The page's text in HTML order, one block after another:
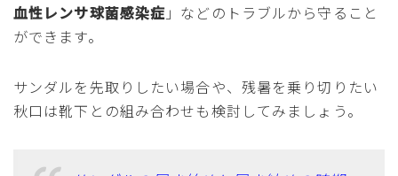
血性レンサ球菌感染症 」などのトラブルから守ること
ができます。
サンダルを先取りしたい場合や、残暑を乗り切りたい
秋口は靴下との組み合わせも検討してみましょう。